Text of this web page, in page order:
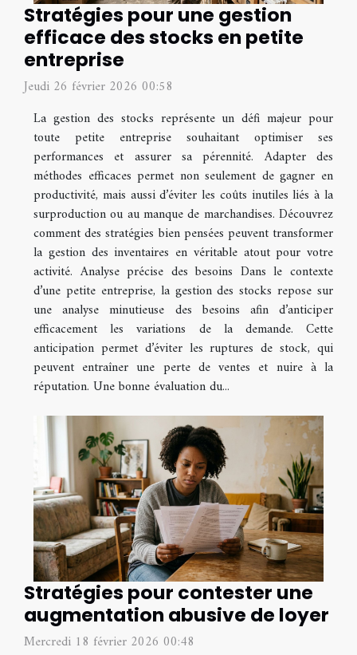
Stratégies pour une gestion
efficace des stocks en petite
entreprise
Jeudi 26 février 2026 00:58
La gestion des stocks représente un défi majeur pour
toute petite entreprise souhaitant optimiser ses
performances et assurer sa pérennité. Adapter des
méthodes efficaces permet non seulement de gagner en
productivité, mais aussi d’éviter les coûts inutiles liés à la
surproduction ou au manque de marchandises. Découvrez
comment des stratégies bien pensées peuvent transformer
la gestion des inventaires en véritable atout pour votre
activité. Analyse précise des besoins Dans le contexte
d’une petite entreprise, la gestion des stocks repose sur
une analyse minutieuse des besoins afin d’anticiper
efficacement les variations de la demande. Cette
anticipation permet d’éviter les ruptures de stock, qui
peuvent entraîner une perte de ventes et nuire à la
réputation. Une bonne évaluation du...
Stratégies pour contester une
augmentation abusive de loyer
Mercredi 18 février 2026 00:48